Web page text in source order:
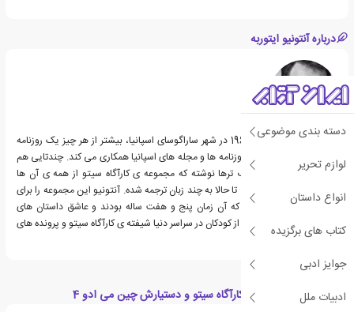
دسته بندی موضوعی
لوازم تحریر
انواع داستان
کتاب های برگزیده
جوایز ادبی
ادبیات ملل
درباره آنتونیو ایتوربه
آنتونیو ایتوربه، متولد 1967 در شهر ساراگوسای اسپانیا، بیشتر از هر چیز یک روزنامه
نگار است و با بسیاری از روزنامه ها و مجله های اسپانیا همکاری می کند. چندتایی هم
کتاب برای بچه ها و بزرگ ترها نوشته که مجموعه ی کارآگاه سیتو از همه ی آن ها
معروف تر است. این کتاب تا حالا به چند زبان ترجمه شده. آنتونیو این مجموعه را برای
بچه های خودش نوشت که آن زمان پنج و هفت ساله بودند و عاشق داستان های
پلیسی. اما کم کم بسیاری از کودکان در سراسر دنیا شیفته ی کارآگاه سیتو و پرونده های
مرموزش شدند.
دسته بندی های کتاب کارآگاه سیتو و دستیارش چین می ادو 4